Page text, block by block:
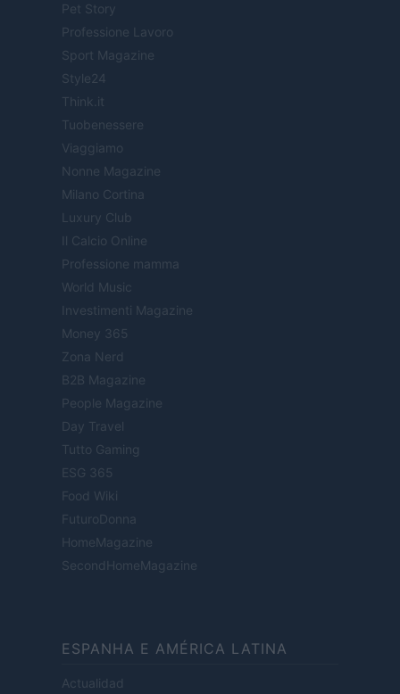
Pet Story
Professione Lavoro
Sport Magazine
Style24
Think.it
Tuobenessere
Viaggiamo
Nonne Magazine
Milano Cortina
Luxury Club
Il Calcio Online
Professione mamma
World Music
Investimenti Magazine
Money 365
Zona Nerd
B2B Magazine
People Magazine
Day Travel
Tutto Gaming
ESG 365
Food Wiki
FuturoDonna
HomeMagazine
SecondHomeMagazine
ESPANHA E AMÉRICA LATINA
Actualidad